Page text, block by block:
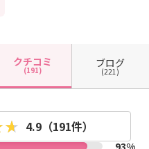
クチコミ
(191)
ブログ
(221)
4.9 （191件）
93%